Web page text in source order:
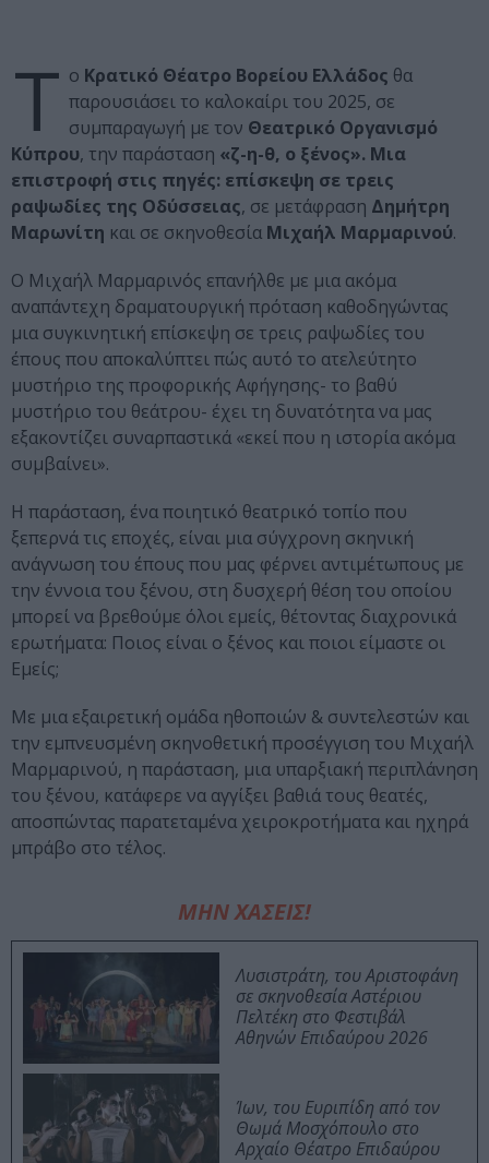
Τ ο Κρατικό Θέατρο Βορείου Ελλάδος θα
παρουσιάσει το καλοκαίρι του 2025, σε
συμπαραγωγή με τον Θεατρικό Οργανισμό
Κύπρου, την παράσταση «ζ-η-θ, ο ξένος». Μια
επιστροφή στις πηγές: επίσκεψη σε τρεις
ραψωδίες της Οδύσσειας, σε μετάφραση Δημήτρη
Μαρωνίτη και σε σκηνοθεσία Μιχαήλ Μαρμαρινού.
Ο Μιχαήλ Μαρμαρινός επανήλθε με μια ακόμα
αναπάντεχη δραματουργική πρόταση καθοδηγώντας
μια συγκινητική επίσκεψη σε τρεις ραψωδίες του
έπους που αποκαλύπτει πώς αυτό το ατελεύτητο
μυστήριο της προφορικής Αφήγησης- το βαθύ
μυστήριο του θεάτρου- έχει τη δυνατότητα να μας
εξακοντίζει συναρπαστικά «εκεί που η ιστορία ακόμα
συμβαίνει».
Η παράσταση, ένα ποιητικό θεατρικό τοπίο που
ξεπερνά τις εποχές, είναι μια σύγχρονη σκηνική
ανάγνωση του έπους που μας φέρνει αντιμέτωπους με
την έννοια του ξένου, στη δυσχερή θέση του οποίου
μπορεί να βρεθούμε όλοι εμείς, θέτοντας διαχρονικά
ερωτήματα: Ποιος είναι ο ξένος και ποιοι είμαστε οι
Εμείς;
Με μια εξαιρετική ομάδα ηθοποιών & συντελεστών και
την εμπνευσμένη σκηνοθετική προσέγγιση του Μιχαήλ
Μαρμαρινού, η παράσταση, μια υπαρξιακή περιπλάνηση
του ξένου, κατάφερε να αγγίξει βαθιά τους θεατές,
αποσπώντας παρατεταμένα χειροκροτήματα και ηχηρά
μπράβο στο τέλος.
ΜΗΝ ΧΑΣΕΙΣ!
Λυσιστράτη, του Αριστοφάνη
σε σκηνοθεσία Αστέριου
Πελτέκη στο Φεστιβάλ
Αθηνών Επιδαύρου 2026
Ίων, του Ευριπίδη από τον
Θωμά Μοσχόπουλο στο
Αρχαίο Θέατρο Επιδαύρου